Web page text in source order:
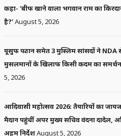
कहा- ‘बीफ खाने वाला भगवान राम का
है?’August 5, 2026
यूसुफ पठान समेत 3 मुस्लिम सांसदों ने NDA
मुसलमानों के खिलाफ किसी कदम का
5, 2026
आदिवासी महोत्सव 2026: तैयारियों का
मैदान पहुंचीं अपर मुख्य सचिव वंदना दादेल,
अहम निर्देशAugust 5, 2026